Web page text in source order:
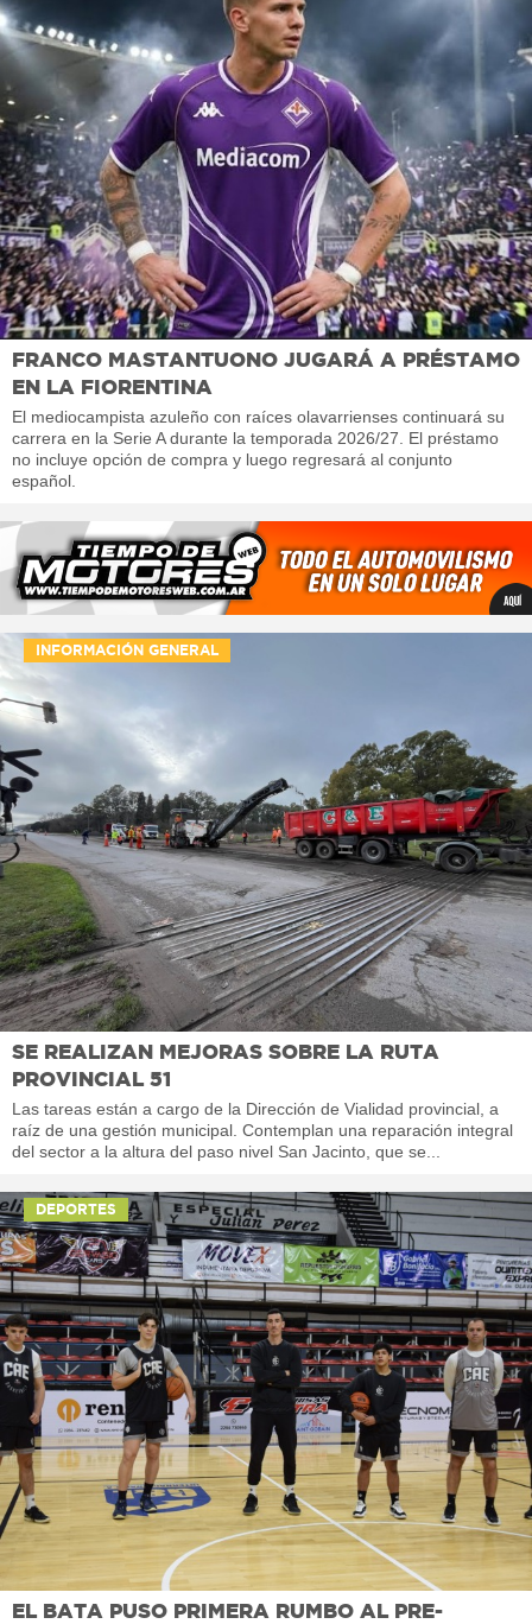
FRANCO MASTANTUONO JUGARÁ A PRÉSTAMO
EN LA FIORENTINA
El mediocampista azuleño con raíces olavarrienses continuará su
carrera en la Serie A durante la temporada 2026/27. El préstamo
no incluye opción de compra y luego regresará al conjunto
español.
INFORMACIÓN GENERAL
SE REALIZAN MEJORAS SOBRE LA RUTA
PROVINCIAL 51
Las tareas están a cargo de la Dirección de Vialidad provincial, a
raíz de una gestión municipal. Contemplan una reparación integral
del sector a la altura del paso nivel San Jacinto, que se...
DEPORTES
EL BATA PUSO PRIMERA RUMBO AL PRE-